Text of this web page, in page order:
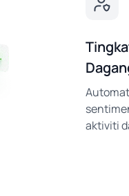
aktiviti